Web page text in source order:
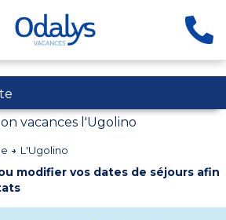
vacances l'Ugolino
L'Ugolino
modifier vos dates de séjours afin